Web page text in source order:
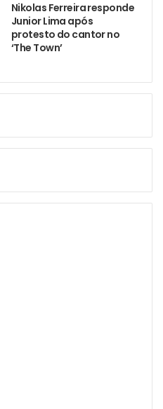
Nikolas Ferreira responde
Junior Lima após
protesto do cantor no
‘The Town’